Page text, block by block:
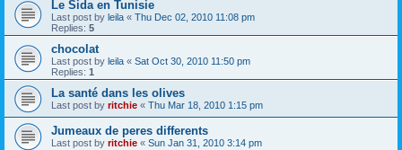
Le Sida en Tunisie
Last post by leila « Thu Dec 02, 2010 11:08 pm
Replies: 5
chocolat
Last post by leila « Sat Oct 30, 2010 11:50 pm
Replies: 1
La santé dans les olives
Last post by ritchie « Thu Mar 18, 2010 1:15 pm
Jumeaux de peres differents
Last post by ritchie « Sun Jan 31, 2010 3:14 pm